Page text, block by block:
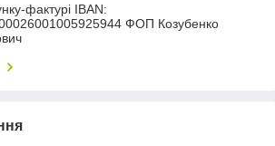
фактурі IBAN:
ФОП Козубенко